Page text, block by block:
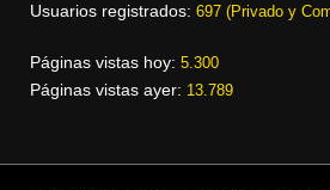
Usuarios registrados: 697 (Privado y
Páginas vistas hoy: 5.300
Páginas vistas ayer: 13.789